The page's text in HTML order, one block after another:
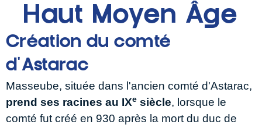
Haut Moyen Âge
Création du comté
d'Astarac
Masseube, située dans l'ancien comté d'Astarac,
prend ses racines au IXe siècle, lorsque le
comté fut créé en 930 après la mort du duc de